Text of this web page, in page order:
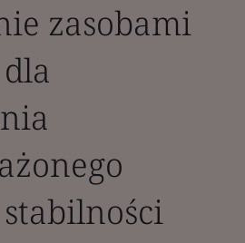
zasobami